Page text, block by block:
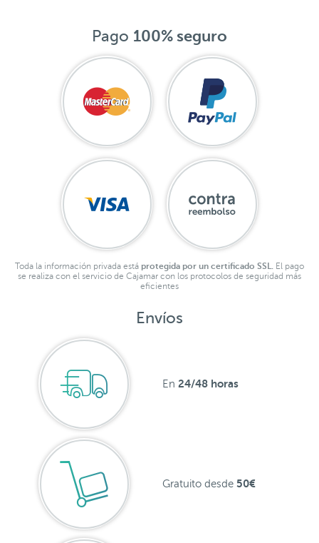
Pago 100% seguro
Toda la información privada está protegida por un certificado SSL. El pago
se realiza con el servicio de Cajamar con los protocolos de seguridad más
eficientes
Envíos
En 24/48 horas
Gratuito desde 50€